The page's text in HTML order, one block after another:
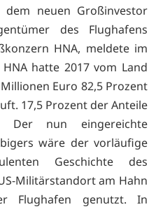
neuen Großinvestor
des Flughafens
HNA, meldete im
hatte 2017 vom Land
Euro 82,5 Prozent
17,5 Prozent der Anteile
Der nun eingereichte
wäre der vorläufige
Geschichte des
Militärstandort am Hahn
Flughafen genutzt. In